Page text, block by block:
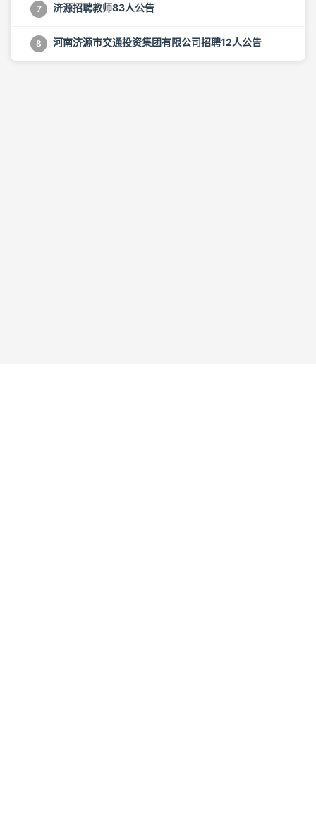
7 济源招聘教师83人公告
8 河南济源市交通投资集团有限公司招聘12人公告